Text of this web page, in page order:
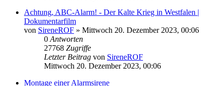
Achtung, ABC-Alarm! - Der Kalte Krieg in Westfalen |
Dokumentarfilm
von SireneROF » Mittwoch 20. Dezember 2023, 00:06
0 Antworten
27768 Zugriffe
Letzter Beitrag von SireneROF
Mittwoch 20. Dezember 2023, 00:06
Montage einer Alarmsirene